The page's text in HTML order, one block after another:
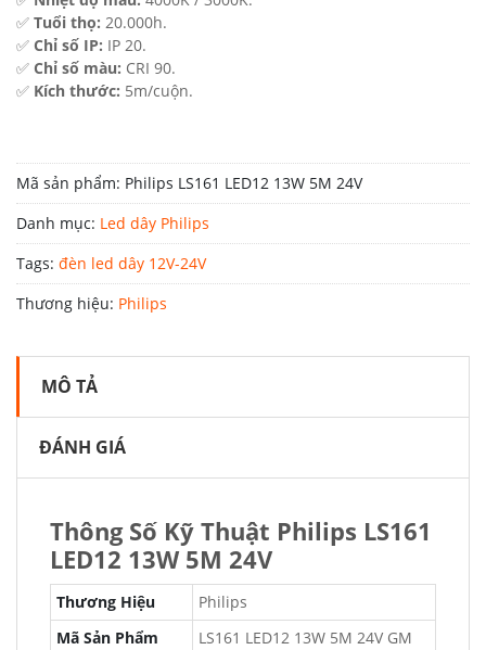
✅ Tuổi thọ: 20.000h.
✅ Chỉ số IP: IP 20.
✅ Chỉ số màu: CRI 90.
✅ Kích thước: 5m/cuộn.
Mã sản phẩm: Philips LS161 LED12 13W 5M 24V
Danh mục: Led dây Philips
Tags: đèn led dây 12V-24V
Thương hiệu: Philips
MÔ TẢ
ĐÁNH GIÁ
Thông Số Kỹ Thuật Philips LS161
LED12 13W 5M 24V
Thương Hiệu
Philips
Mã Sản Phẩm
LS161 LED12 13W 5M 24V GM